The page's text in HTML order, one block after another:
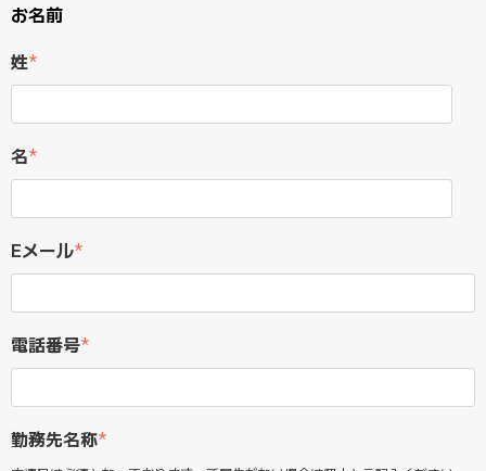
お名前
姓*
名*
Eメール*
電話番号*
勤務先名称*